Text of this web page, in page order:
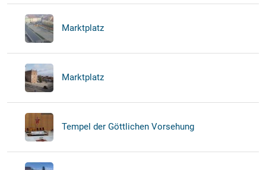
Marktplatz
Marktplatz
Tempel der Göttlichen Vorsehung